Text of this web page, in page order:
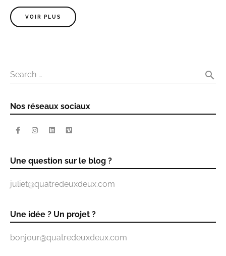
VOIR PLUS
Search … search
Nos réseaux sociaux
Une question sur le blog ?
juliet@quatredeuxdeux.com
Une idée ? Un projet ?
bonjour@quatredeuxdeux.com